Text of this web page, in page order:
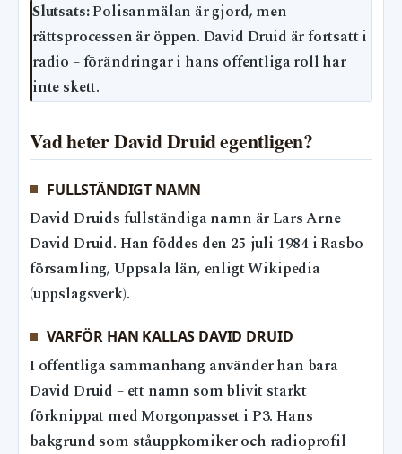
Slutsats:Polisanmälan är gjord, men
rättsprocessen är öppen. David Druid är fortsatt i
radio – förändringar i hans offentliga roll har
inte skett.
Vad heter David Druid egentligen?
FULLSTÄNDIGT NAMN
David Druids fullständiga namn är Lars Arne
David Druid. Han föddes den 25 juli 1984 i Rasbo
församling, Uppsala län, enligt Wikipedia
(uppslagsverk).
VARFÖR HAN KALLAS DAVID DRUID
I offentliga sammanhang använder han bara
David Druid – ett namn som blivit starkt
förknippat med Morgonpasset i P3. Hans
bakgrund som ståuppkomiker och radioprofil